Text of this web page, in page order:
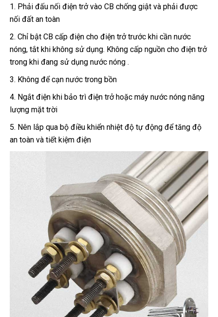
1. Phải đấu nối điện trở vào CB chống giật và phải được
nối đất an toàn
2. Chỉ bật CB cấp điện cho điện trở trước khi cần nước
nóng, tắt khi không sử dụng. Không cấp nguồn cho điện trở
trong khi đang sử dụng nước nóng .
3. Không để cạn nước trong bồn
4. Ngắt điện khi bảo trì điện trở hoặc máy nước nóng năng
lượng mặt trời
5. Nên lắp qua bộ điều khiển nhiệt độ tự động để tăng độ
an toàn và tiết kiệm điện